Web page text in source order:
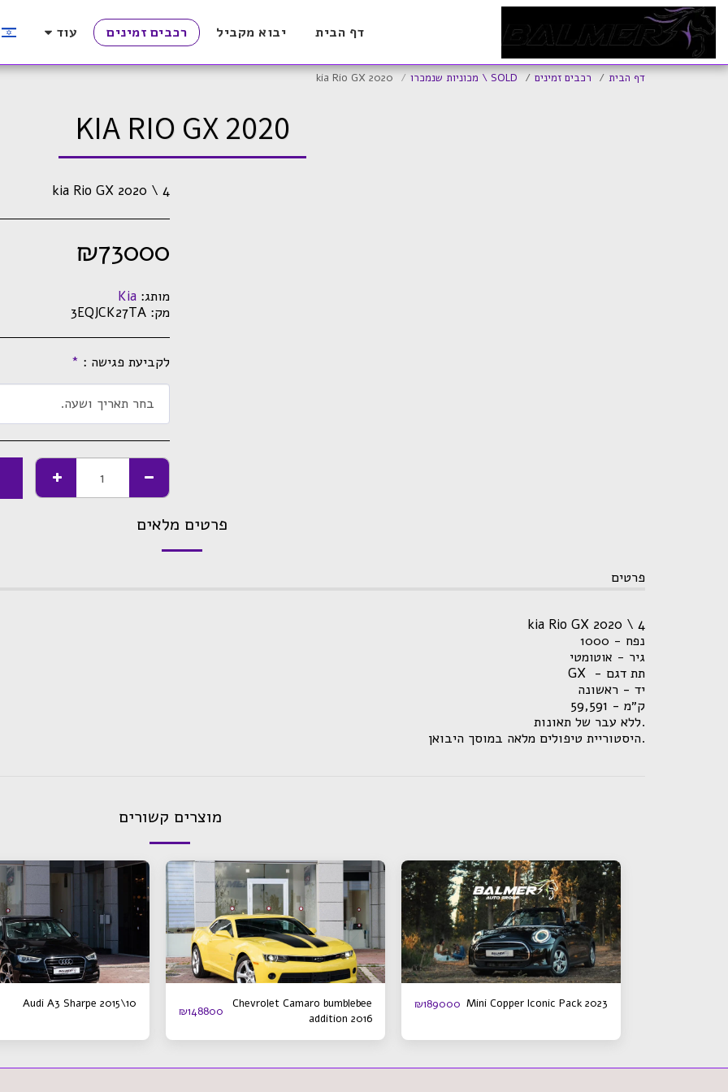
דף הבית יבוא מקביל רכבים זמינים עוד
דף הבית רכבים זמינים SOLD \ מכוניות שנמכרו kia Rio GX 2020
KIA RIO GX 2020
kia Rio GX 2020 \ 4
₪73000
מותג: Kia
מק: 3EQJCK27TA
לקביעת פגישה : *
בחר תאריך ושעה.
פרטים מלאים
פרטים
kia Rio GX 2020 \ 4
נפח - 1000
גיר - אוטומטי
תת דגם - GX
יד - ראשונה
ק״מ - 59,591
.ללא עבר של תאונות
.היסטוריית טיפולים מלאה במוסך היבואן
מוצרים קשורים
Mini Copper Iconic Pack 2023
₪189000
Chevrolet Camaro bumblebee
addition 2016
₪148800
Audi A3 Sharpe 2015\10